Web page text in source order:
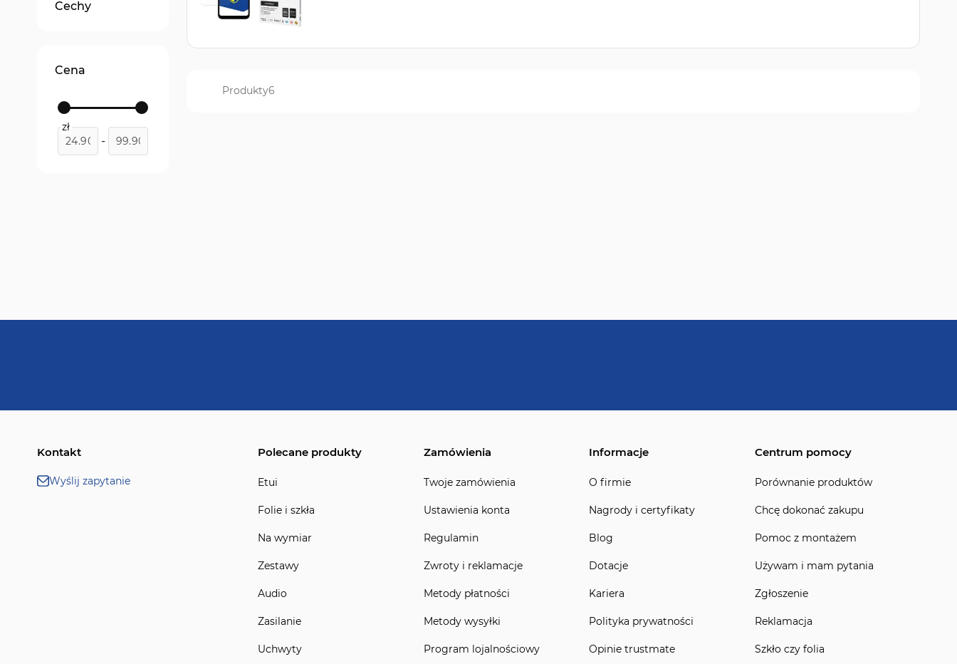
Produkty6
protector
Cechy
Cena
zł
-
Kontakt
Wyślij zapytanie
Polecane produkty
Etui
Folie i szkła
Na wymiar
Zestawy
Audio
Zasilanie
Uchwyty
Zamówienia
Twoje zamówienia
Ustawienia konta
Regulamin
Zwroty i reklamacje
Metody płatności
Metody wysyłki
Program lojalnościowy
Informacje
O firmie
Nagrody i certyfikaty
Blog
Dotacje
Kariera
Polityka prywatności
Opinie trustmate
Centrum pomocy
Porównanie produktów
Chcę dokonać zakupu
Pomoc z montażem
Używam i mam pytania
Zgłoszenie
Reklamacja
Szkło czy folia